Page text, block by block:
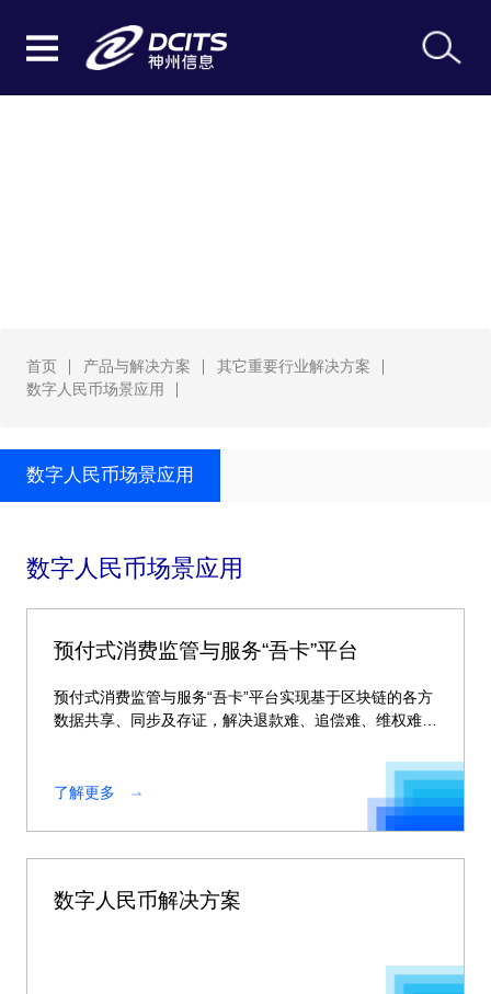
首页 产品与解决方案
其它重要行业解决方案
数字人民币场景应用
数字人民币场景应用
数字人民币场景应用
预付式消费监管与服务“吾卡”平台
预付式消费监管与服务“吾卡”平台实现基于区块链的各方
数据共享、同步及存证，解决退款难、追偿难、维权难等
了解更多
数字人民币解决方案